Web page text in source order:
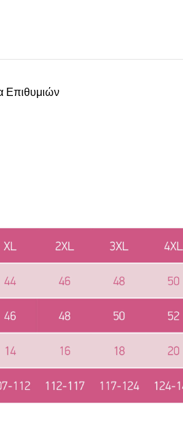
Επιθυμιών